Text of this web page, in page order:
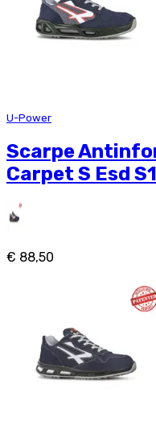
U-Power
Scarpe
Carpet S Esd
€ 88,50